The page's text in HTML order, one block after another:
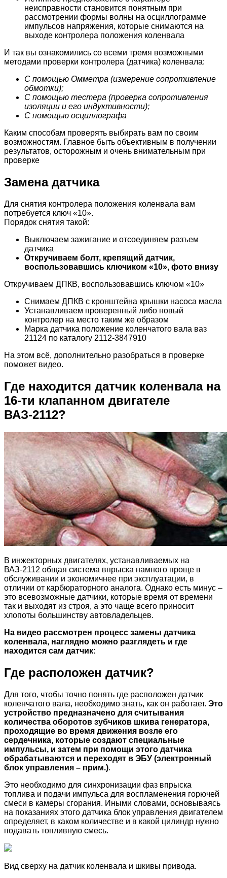
неисправности становится понятным при
рассмотрении формы волны на осциллограмме
импульсов напряжения, которые снимаются на
выходе контролера положения коленвала
И так вы ознакомились со всеми тремя возможными
методами проверки контролера (датчика) коленвала:
С помощью Омметра (измерение сопротивление
обмотки);
С помощью тестера (проверка сопротивления
изоляции и его индуктивности);
С помощью осциллографа
Каким способам проверять выбирать вам по своим
возможностям. Главное быть объективным в получении
результатов, осторожным и очень внимательным при
проверке
Замена датчика
Для снятия контролера положения коленвала вам
потребуется ключ «10».
Порядок снятия такой:
Выключаем зажигание и отсоединяем разъем
датчика
Откручиваем болт, крепящий датчик,
воспользовавшись ключиком «10», фото внизу
Откручиваем ДПКВ, воспользовавшись ключом «10»
Снимаем ДПКВ с кронштейна крышки насоса масла
Устанавливаем проверенный либо новый
контролер на место таким же образом
Марка датчика положение коленчатого вала ваз
21124 по каталогу 2112-3847910
На этом всё, дополнительно разобраться в проверке
поможет видео.
Где находится датчик коленвала на
16-ти клапанном двигателе
ВАЗ-2112?
В инжекторных двигателях, устанавливаемых на
ВАЗ-2112 общая система впрыска намного проще в
обслуживании и экономичнее при эксплуатации, в
отличии от карбюраторного аналога. Однако есть минус –
это всевозможные датчики, которые время от времени
так и выходят из строя, а это чаще всего приносит
хлопоты большинству автовладельцев.
На видео рассмотрен процесс замены датчика
коленвала, наглядно можно разглядеть и где
находится сам датчик:
Где расположен датчик?
Для того, чтобы точно понять где расположен датчик
коленчатого вала, необходимо знать, как он работает. Это
устройство предназначено для считывания
количества оборотов зубчиков шкива генератора,
проходящие во время движения возле его
сердечника, которые создают специальные
импульсы, и затем при помощи этого датчика
обрабатываются и переходят в ЭБУ (электронный
блок управления – прим.).
Это необходимо для синхронизации фаз впрыска
топлива и подачи импульса для воспламенения горючей
смеси в камеры сгорания. Иными словами, основываясь
на показаниях этого датчика блок управления двигателем
определяет, в каком количестве и в какой цилиндр нужно
подавать топливную смесь.
Вид сверху на датчик коленвала и шкивы привода.